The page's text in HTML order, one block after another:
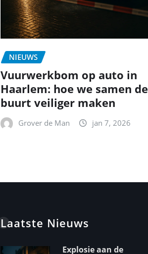
NIEUWS
Vuurwerkbom op auto in
Haarlem: hoe we samen de
buurt veiliger maken
Grover de Man jan 7, 2026
Laatste Nieuws
Explosie aan de